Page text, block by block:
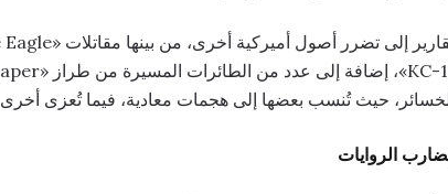
حيث تُنسب بعضها إلى هجمات معادية، فيما تُعزى
الروايات